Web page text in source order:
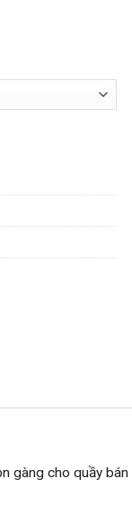
topping trà sữa,
gàng cho quầy bán